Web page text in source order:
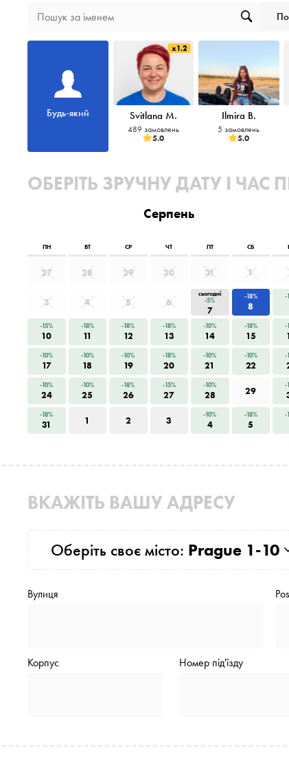
Будь-який
x1.2
Svitlana M.
489 замовлень
5.0
Ilmira B.
5 замовлень
5.0
ОБЕРІТЬ ЗРУЧНУ ДАТУ І ЧАС
Серпень
ПН ВТ СР ЧТ ПТ СБ
27 28 29 30 31 1
3 4 5 6
сьогодні
-5%
7
-18%
8
-
-15%
10
-18%
11
-18%
12
-18%
13
-10%
14
-18%
15
-
-10%
17
-10%
18
-10%
19
-18%
20
-10%
21
-10%
22
-
-10%
24
-10%
25
-18%
26
-15%
27
-10%
28 29 -
-18%
31 1 2 3 -10%
4
-18%
5
-
ВКАЖІТЬ ВАШУ АДРЕСУ
Оберіть своє місто: Prague 1-10
Вулиця
Корпус Номер під'їзду